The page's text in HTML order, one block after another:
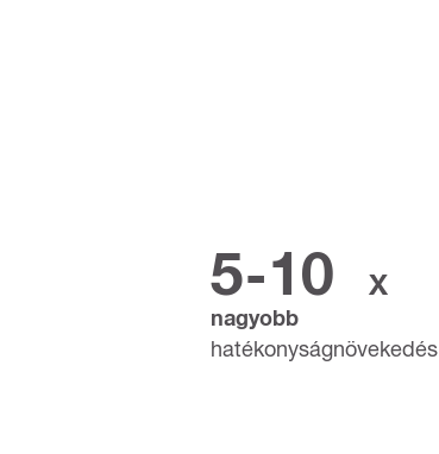
5-10 X
nagyobb
hatékonyságnövekedés